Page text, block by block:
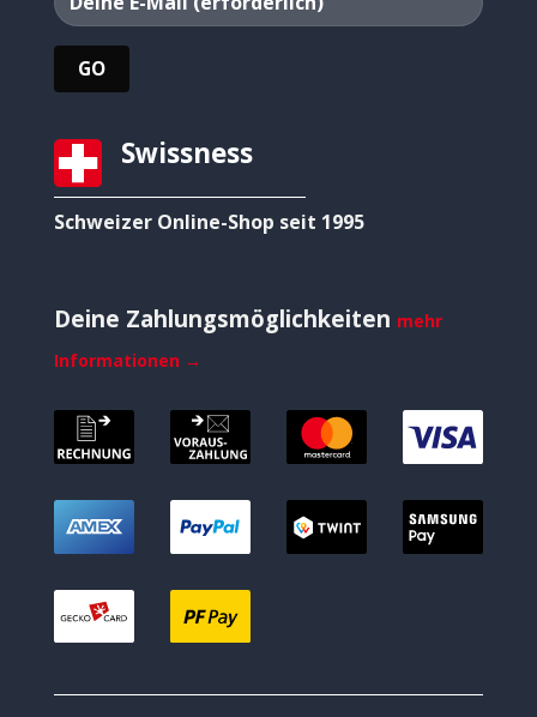
Swissness
Schweizer Online-Shop seit 1995
Deine Zahlungsmöglichkeiten mehr
Informationen →